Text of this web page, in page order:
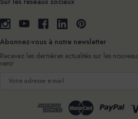
Abonnez-vous à notre newsletter
Recevez les dernières actualités sur les
venir
Adresse